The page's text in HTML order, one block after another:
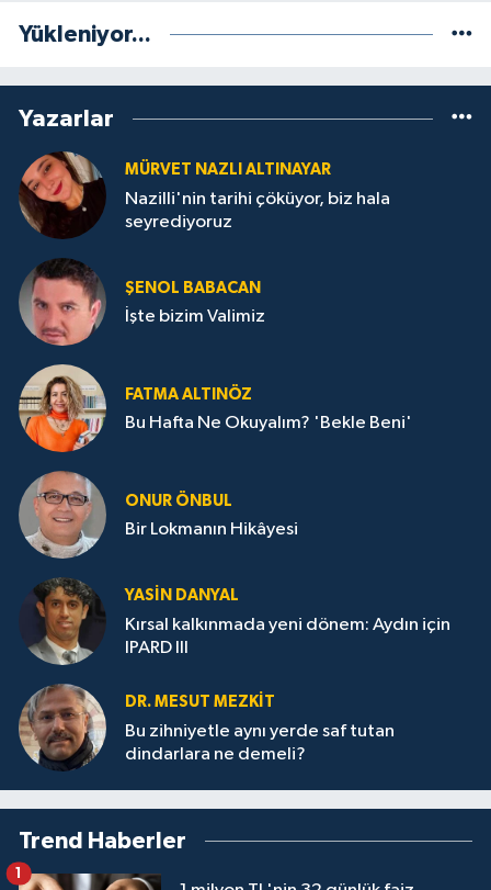
Yükleniyor...
Yazarlar
MÜRVET NAZLI ALTINAYAR
Nazilli'nin tarihi çöküyor, biz hala
seyrediyoruz
ŞENOL BABACAN
İşte bizim Valimiz
FATMA ALTINÖZ
Bu Hafta Ne Okuyalım? 'Bekle Beni'
ONUR ÖNBUL
Bir Lokmanın Hikâyesi
YASIN DANYAL
Kırsal kalkınmada yeni dönem: Aydın için
IPARD III
DR. MESUT MEZKIT
Bu zihniyetle aynı yerde saf tutan
dindarlara ne demeli?
Trend Haberler
1